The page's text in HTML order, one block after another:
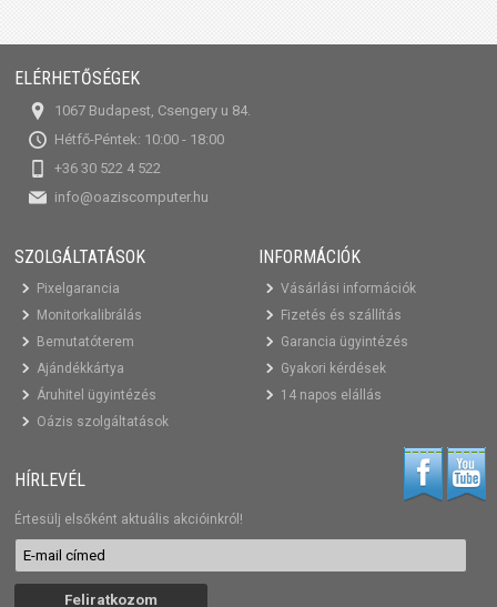
ELÉRHETŐSÉGEK
1067 Budapest, Csengery u 84.
Hétfő-Péntek: 10:00 - 18:00
+36 30 522 4 522
info@oaziscomputer.hu
SZOLGÁLTATÁSOK
Pixelgarancia
Monitorkalibrálás
Bemutatóterem
Ajándékkártya
Áruhitel ügyintézés
Oázis szolgáltatások
INFORMÁCIÓK
Vásárlási információk
Fizetés és szállítás
Garancia ügyintézés
Gyakori kérdések
14 napos elállás
HÍRLEVÉL
Értesülj elsőként aktuális akcióinkról!